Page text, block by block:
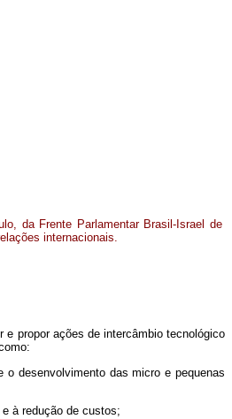
da Frente Parlamentar Brasil-Israel de
internacionais.
propor ações de intercâmbio tecnológico
desenvolvimento das micro e pequenas
à redução de custos;